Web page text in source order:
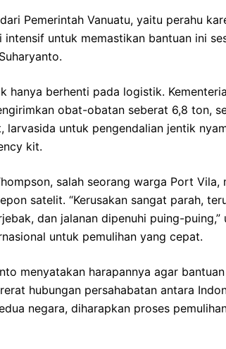
Pemerintah Vanuatu, yaitu perahu
untuk memastikan bantuan ini
hanya berhenti pada logistik.
obat-obatan seberat 6,8 ton,
larvasida untuk pengendalian jentik
kit.
salah seorang warga Port Vila,
satelit. “Kerusakan sangat parah,
dan jalanan dipenuhi puing-
untuk pemulihan yang cepat.
menyatakan harapannya agar
hubungan persahabatan antara
negara, diharapkan proses